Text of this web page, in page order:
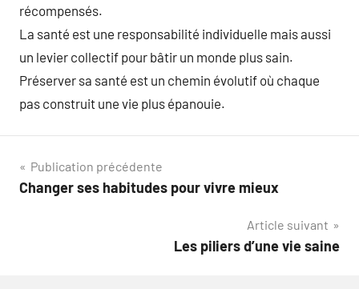
récompensés.
La santé est une responsabilité individuelle mais aussi
un levier collectif pour bâtir un monde plus sain.
Préserver sa santé est un chemin évolutif où chaque
pas construit une vie plus épanouie.
Navigation
de
Publication précédente
Changer ses habitudes pour vivre mieux
Article suivant
Les piliers d’une vie saine